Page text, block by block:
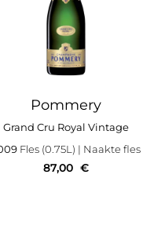
Pommery
Grand Cru Royal Vintage
Fles (0.75L) | Naakte fles
87,00 €